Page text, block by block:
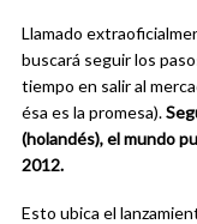
Llamado
buscará seguir los
tiempo en salir al
ésa es la promesa).
(holandés), elmundo
2012.
Esto ubica el